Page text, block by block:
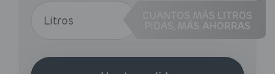
CUANTOS MÁS LITROS
MÁS AHORRAS